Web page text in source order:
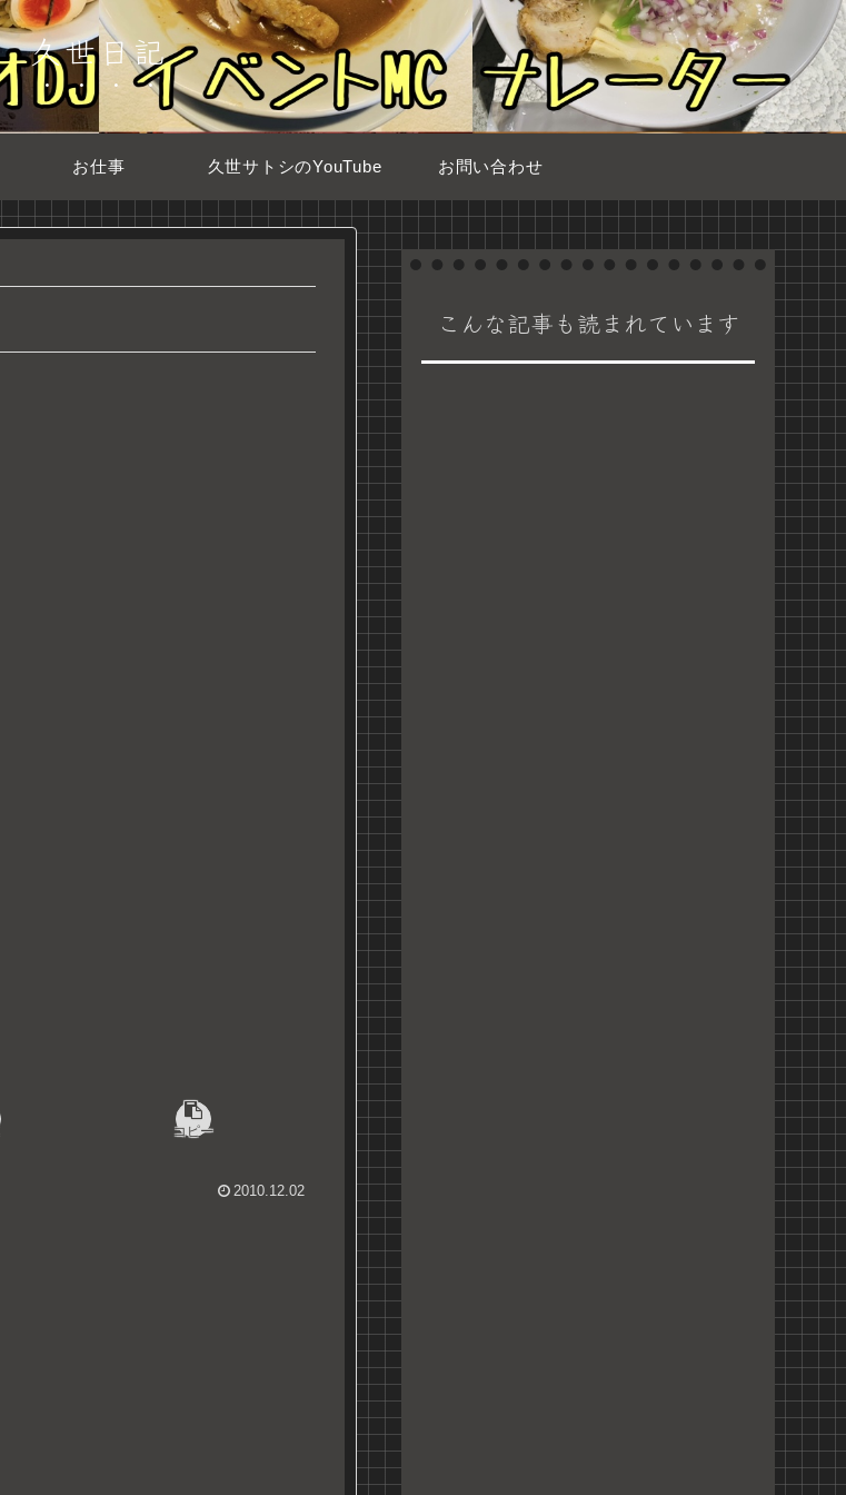
久世日記
お仕事 久世サトシのYouTube お問い合わせ
コピー
2010.12.02
こんな記事も読まれています